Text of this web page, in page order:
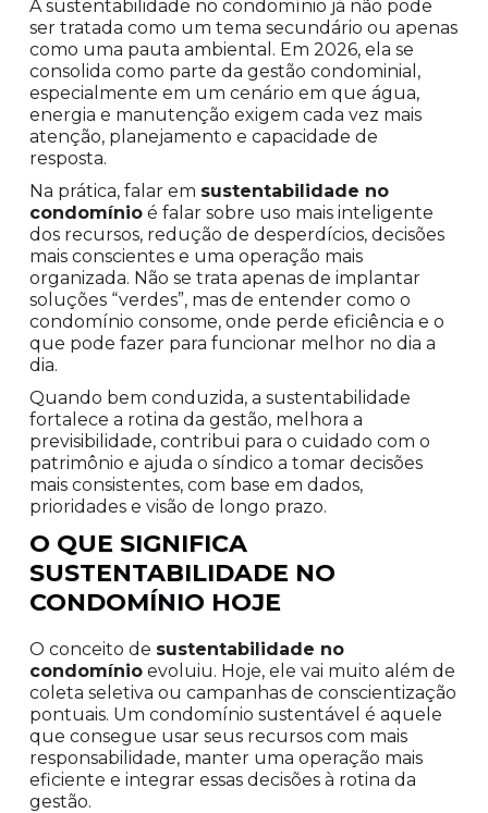
A sustentabilidade no condomínio já não pode
ser tratada como um tema secundário ou apenas
como uma pauta ambiental. Em 2026, ela se
consolida como parte da gestão condominial,
especialmente em um cenário em que água,
energia e manutenção exigem cada vez mais
atenção, planejamento e capacidade de
resposta.
Na prática, falar em sustentabilidade no
condomínioé falar sobre uso mais inteligente
dos recursos, redução de desperdícios, decisões
mais conscientes e uma operação mais
organizada. Não se trata apenas de implantar
soluções “verdes”, mas de entender como o
condomínio consome, onde perde eficiência e o
que pode fazer para funcionar melhor no dia a
dia.
Quando bem conduzida, a sustentabilidade
fortalece a rotina da gestão, melhora a
previsibilidade, contribui para o cuidado com o
patrimônio e ajuda o síndico a tomar decisões
mais consistentes, com base em dados,
prioridades e visão de longo prazo.
O QUE SIGNIFICA
SUSTENTABILIDADE NO
CONDOMÍNIO HOJE
O conceito de sustentabilidade no
condomínioevoluiu. Hoje, ele vai muito além de
coleta seletiva ou campanhas de conscientização
pontuais. Um condomínio sustentável é aquele
que consegue usar seus recursos com mais
responsabilidade, manter uma operação mais
eficiente e integrar essas decisões à rotina da
gestão.